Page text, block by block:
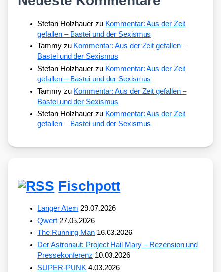
Stefan Holzhauer zu Kommentar: Aus der Zeit
gefallen – Bastei und der Sexismus
Tammy zu Kommentar: Aus der Zeit gefallen –
Bastei und der Sexismus
Stefan Holzhauer zu Kommentar: Aus der Zeit
gefallen – Bastei und der Sexismus
Tammy zu Kommentar: Aus der Zeit gefallen –
Bastei und der Sexismus
Stefan Holzhauer zu Kommentar: Aus der Zeit
gefallen – Bastei und der Sexismus
Fischpott
Langer Atem 29.07.2026
Qwert 27.05.2026
The Running Man 16.03.2026
Der Astronaut: Project Hail Mary – Rezension und
Pressekonferenz 10.03.2026
SUPER-PUNK 4.03.2026